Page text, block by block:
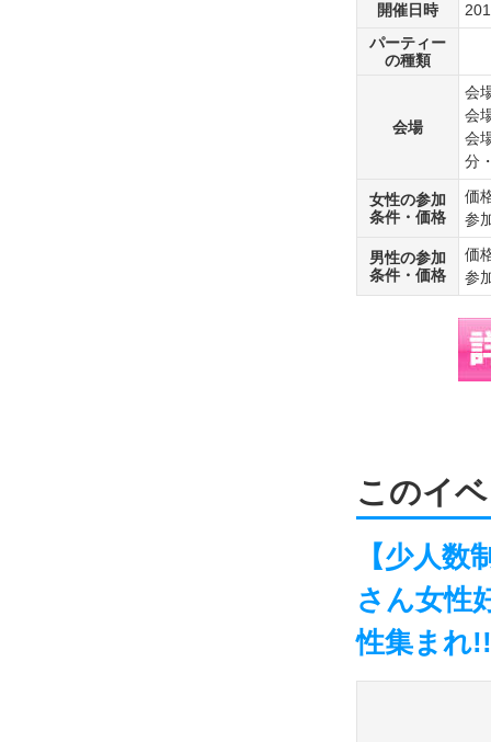
開催日時
パーティー
の種類
会場
会
会
会
分
女性の参加
条件・価格
価
参
男性の参加
条件・価格
価
参
このイ
【少人
さん女性
性集まれ!!